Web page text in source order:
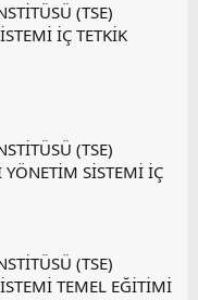
(TSE)
İÇ TETKİK
(TSE)
SİSTEMİ İÇ
(TSE)
TEMEL EĞİTİMİ